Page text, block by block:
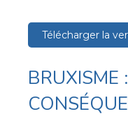
Télécharger la
BRUXISME